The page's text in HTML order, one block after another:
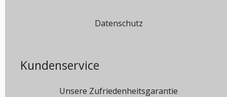
Datenschutz
Kundenservice
Unsere Zufriedenheitsgarantie